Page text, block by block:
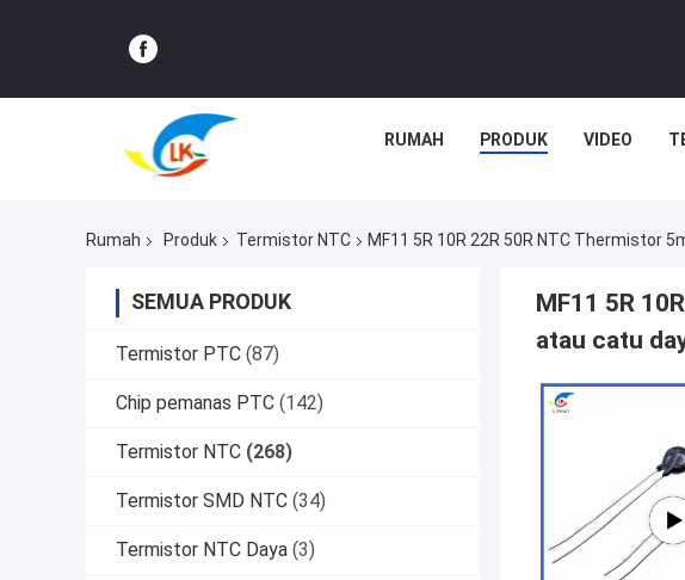
RUMAH PRODUK VIDEO
Rumah Produk Termistor NTC MF11 5R 10R 22R 50R NTC Thermistor
SEMUA PRODUK
Termistor PTC (87)
Chip pemanas PTC (142)
Termistor NTC (268)
Termistor SMD NTC (34)
Termistor NTC Daya (3)
MF11 5R
atau catu